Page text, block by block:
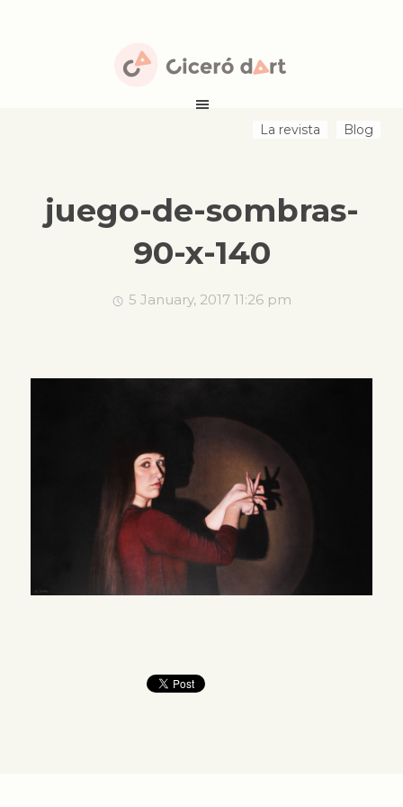
Blog
La revista
juego-de-sombras-
90-x-140
5 January, 2017 11:26 pm